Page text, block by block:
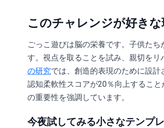
このチャレンジが好きな
ごっこ遊びは脳の栄養です。子供た
す。視点を取ることを試み、親切をリ
の研究では、創造的表現のために設
認知柔軟性スコアが20％向上するこ
の重要性を強調しています。
今夜試してみる小さなテンプ